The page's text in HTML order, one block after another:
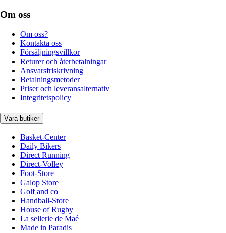
Om oss
Om oss?
Kontakta oss
Försäljningsvillkor
Returer och återbetalningar
Ansvarsfriskrivning
Betalningsmetoder
Priser och leveransalternativ
Integritetspolicy
Våra butiker
Basket-Center
Daily Bikers
Direct Running
Direct-Volley
Foot-Store
Galop Store
Golf and co
Handball-Store
House of Rugby
La sellerie de Maé
Made in Paradis